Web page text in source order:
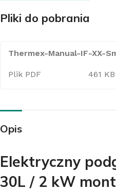
Pliki do pobrania
Thermex-Manual-IF-XX-
Plik PDF 461 KB
Opis
Elektryczny
30L / 2 kW